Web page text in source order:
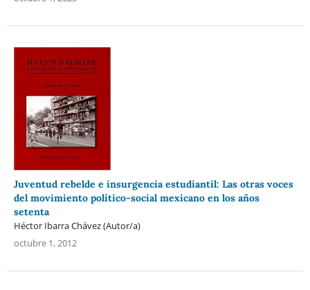
Juventud rebelde e insurgencia estudiantil: Las otras voces
del movimiento político-social mexicano en los años
setenta
Héctor Ibarra Chávez (Autor/a)
octubre 1, 2012